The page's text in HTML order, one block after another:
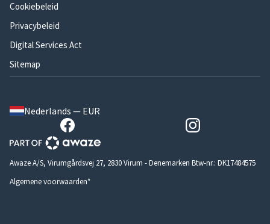
Cookiebeleid
Privacybeleid
Digital Services Act
Sitemap
Nederlands — EUR
Awaze A/S, Virumgårdsvej 27, 2830 Virum - Denemarken Btw-nr.: DK17484575
Algemene voorwaarden*